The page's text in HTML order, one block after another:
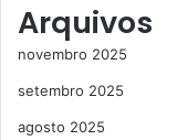
Arquivos
novembro 2025
setembro 2025
agosto 2025